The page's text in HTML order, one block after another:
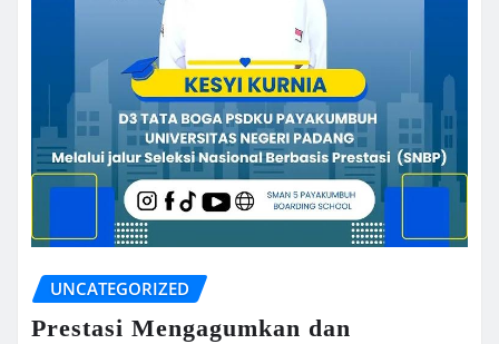
UNCATEGORIZED
Prestasi Mengagumkan dan